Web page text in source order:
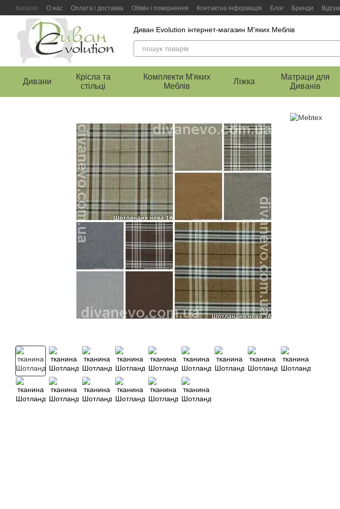
Перейти к основному контенту
Каталог О нас Оплата і доставка Обмін і повернення Контактна інформація Блог Бренди
Диван Evolution інтернет-магазин М'яких Меблів
Дивани
Крісла та
стільці
Комплекти М'яких
Меблів
Ліжка
Матраци для
Диванів